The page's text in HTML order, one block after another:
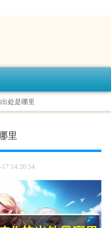
处是哪里
里
17 14:20:54